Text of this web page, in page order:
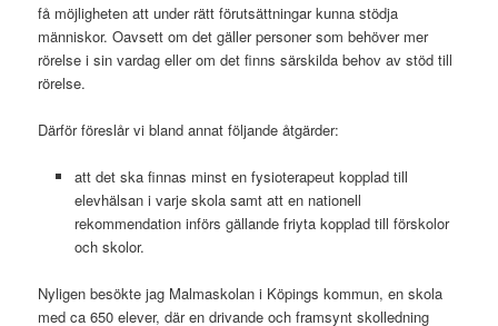
få möjligheten att under rätt förutsättningar kunna stödja
människor. Oavsett om det gäller personer som behöver mer
rörelse i sin vardag eller om det finns särskilda behov av stöd till
rörelse.
Därför föreslår vi bland annat följande åtgärder:
att det ska finnas minst en fysioterapeut kopplad till
elevhälsan i varje skola samt att en nationell
rekommendation införs gällande friyta kopplad till förskolor
och skolor.
Nyligen besökte jag Malmaskolan i Köpings kommun, en skola
med ca 650 elever, där en drivande och framsynt skolledning